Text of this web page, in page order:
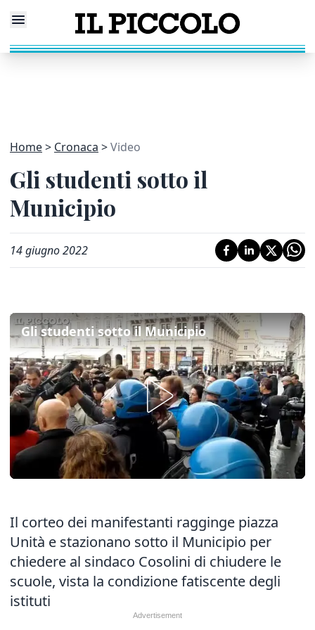
Home Cronaca Video
Gli studenti sotto il
Municipio
14 giugno 2022
Gli studenti sotto il Municipio
Il corteo dei manifestanti ragginge piazza
Unità e stazionano sotto il Municipio per
chiedere al sindaco Cosolini di chiudere le
scuole, vista la condizione fatiscente degli
istituti